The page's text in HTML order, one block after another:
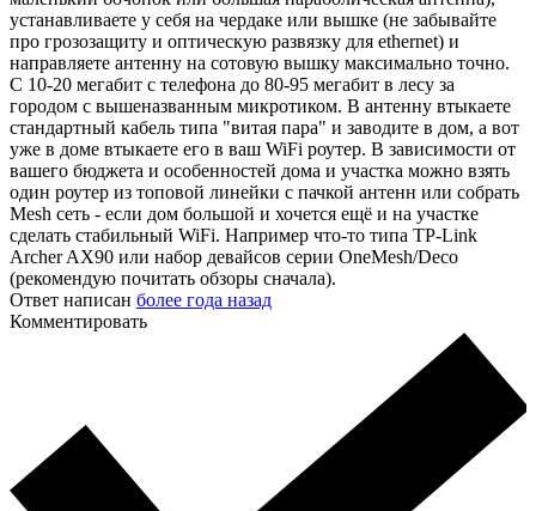
устанавливаете у себя на чердаке или вышке (не забывайте
про грозозащиту и оптическую развязку для ethernet) и
направляете антенну на сотовую вышку максимально точно.
С 10-20 мегабит с телефона до 80-95 мегабит в лесу за
городом с вышеназванным микротиком. В антенну втыкаете
стандартный кабель типа "витая пара" и заводите в дом, а вот
уже в доме втыкаете его в ваш WiFi роутер. В зависимости от
вашего бюджета и особенностей дома и участка можно взять
один роутер из топовой линейки с пачкой антенн или собрать
Mesh сеть - если дом большой и хочется ещё и на участке
сделать стабильный WiFi. Например что-то типа TP-Link
Archer AX90 или набор девайсов серии OneMesh/Deco
(рекомендую почитать обзоры сначала).
Ответ написан более года назад
Комментировать